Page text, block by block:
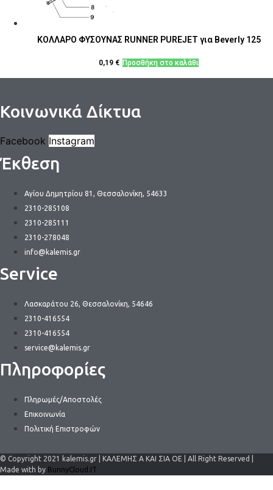
ΚΟΛΛΑΡΟ ΦΥΣΟΥΝΑΣ RUNNER PUREJET για Beverly 125
0,19 € Προσθήκη στο καλάθι
Κοινωνικά Δίκτυα
Facebook Instagram
Έκθεση
Αγίου Δημητρίου 81, Θεσσαλονίκη, 54633
2310-285108
2310-285111
2310-278048
info@kalemis.gr
Service
Λασκαράτου 26, Θεσσαλονίκη, 54646
2310-416554
2310-416554
service@kalemis.gr
Πληροφορίες
Πληρωμές/Αποστολές
Επικοινωνία
Πολιτική Επιστροφών
© Copyright 2021 kalemis.gr | ΚΑΛΕΜΗΣ Α ΚΑΙ ΣΙΑ ΟΕ | All Right Reserved |
Made with by BunnyCloud.IT